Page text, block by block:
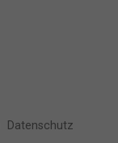
Datenschutz